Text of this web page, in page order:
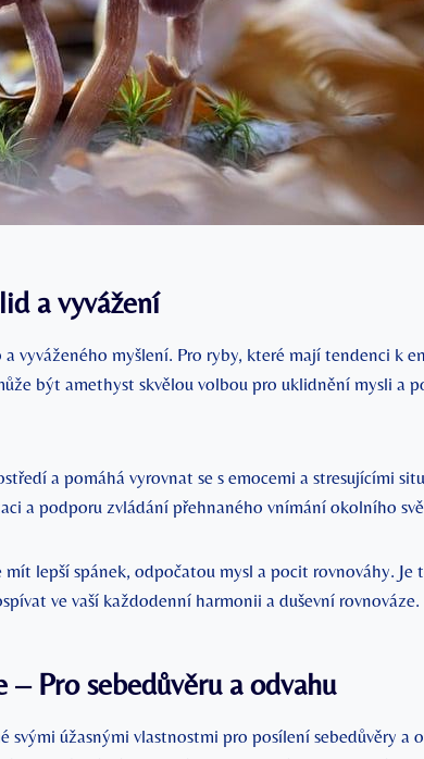
a vyvážení
vyváženého myšlení. Pro ryby, které mají tendenci k
být amethyst skvělou volbou pro uklidnění mysli a
a pomáhá vyrovnat se s emocemi a stresujícími
a podporu zvládání přehnaného vnímání okolního
mít lepší spánek, odpočatou mysl a pocit rovnováhy. Je
ve vaší každodenní harmonii a duševní rovnováze.
– Pro sebedůvěru a odvahu
svými úžasnými vlastnostmi pro posílení sebedůvěry a